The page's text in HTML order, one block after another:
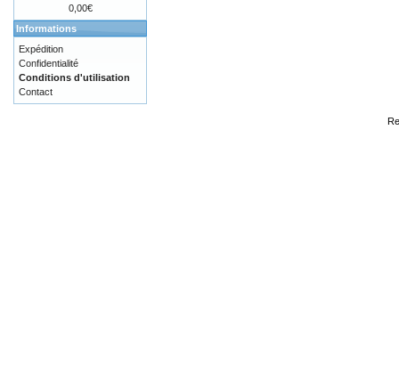
0,00€
Informations
Expédition
Confidentialité
Conditions d'utilisation
Contact